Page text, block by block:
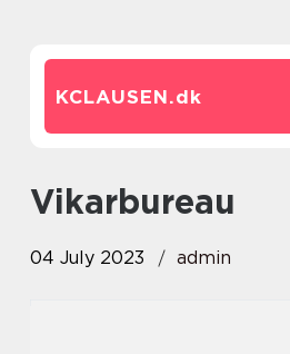
KCLAUSEN.dk
vikarbureau
04 July 2023 admin